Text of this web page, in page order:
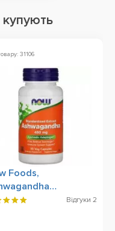
31106
Foods,
Extract
Відгуки 2